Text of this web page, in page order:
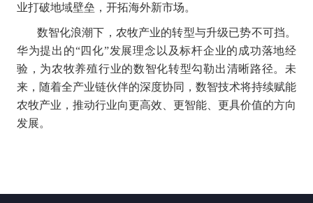
业打破地域壁垒，开拓海外新市场。
数智化浪潮下，农牧产业的转型与升级已势不可挡。
华为提出的“四化”发展理念以及标杆企业的成功落地经
验，为农牧养殖行业的数智化转型勾勒出清晰路径。未
来，随着全产业链伙伴的深度协同，数智技术将持续赋能
农牧产业，推动行业向更高效、更智能、更具价值的方向
发展。